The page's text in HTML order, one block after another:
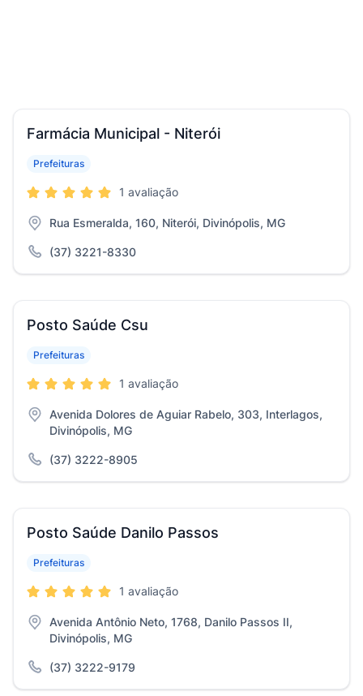
Farmácia Municipal - Niterói
Prefeituras
1 avaliação
Rua Esmeralda, 160, Niterói, Divinópolis, MG
(37) 3221-8330
Posto Saúde Csu
Prefeituras
1 avaliação
Avenida Dolores de Aguiar Rabelo, 303, Interlagos,
Divinópolis, MG
(37) 3222-8905
Posto Saúde Danilo Passos
Prefeituras
1 avaliação
Avenida Antônio Neto, 1768, Danilo Passos II,
Divinópolis, MG
(37) 3222-9179